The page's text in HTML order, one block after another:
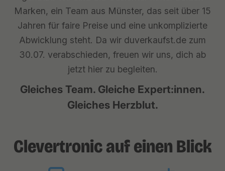
Marken, ein Team aus Münster, das seit über 15
Jahren für faire Preise und eine unkomplizierte
Abwicklung steht. Da wir duverkaufst.de zum
30.07. verabschieden, freuen wir uns, dich ab
jetzt hier zu begleiten.
Gleiches Team. Gleiche Expert:innen.
Gleiches Herzblut.
Clevertronic auf einen Blick